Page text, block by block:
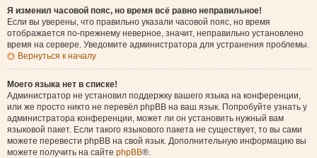
Я изменил часовой пояс, но время всё равно неправильное!
Если вы уверены, что правильно указали часовой пояс, но время
отображается по-прежнему неверное, значит, неправильно установлено
время на сервере. Уведомите администратора для устранения проблемы.
Вернуться к началу
Моего языка нет в списке!
Администратор не установил поддержку вашего языка на конференции,
или же просто никто не перевёл phpBB на ваш язык. Попробуйте узнать у
администратора конференции, может ли он установить нужный вам
языковой пакет. Если такого языкового пакета не существует, то вы сами
можете перевести phpBB на свой язык. Дополнительную информацию вы
можете получить на сайте phpBB®.